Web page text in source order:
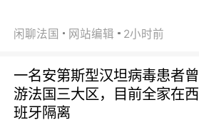
闲聊法国 网站编辑 2小时前
一名安第斯型汉坦病毒患者曾
游法国三大区，目前全家在西
班牙隔离